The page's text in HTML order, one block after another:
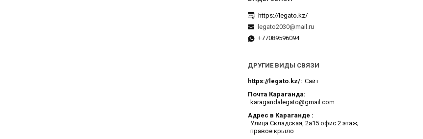
https://legato.kz/
legato2030@mail.ru
+77089596094
ДРУГИЕ ВИДЫ СВЯЗИ
https://legato.kz/ Сайт
Почта Караганда
karagandalegato@gmail.com
Адрес в Караганде
​Улица Складская, 2а​15 офис 2 этаж;
правое крыло